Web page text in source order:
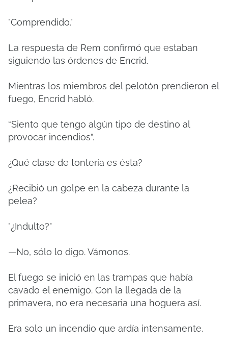
"Comprendido."
La respuesta de Rem confirmó que estaban
siguiendo las órdenes de Encrid.
Mientras los miembros del pelotón prendieron el
fuego, Encrid habló.
“Siento que tengo algún tipo de destino al
provocar incendios”.
¿Qué clase de tontería es ésta?
¿Recibió un golpe en la cabeza durante la
pelea?
"¿Indulto?"
—No, sólo lo digo. Vámonos.
El fuego se inició en las trampas que había
cavado el enemigo. Con la llegada de la
primavera, no era necesaria una hoguera así.
Era solo un incendio que ardía intensamente.